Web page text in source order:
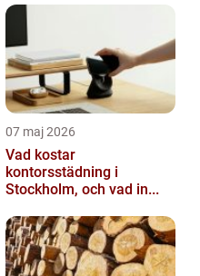
07 maj 2026
Vad kostar
kontorsstädning i
Stockholm, och vad in...